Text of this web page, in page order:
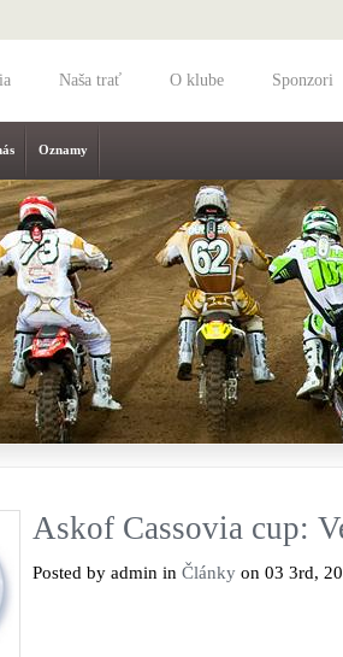
Naša trať O klube Sponzori
Oznamy
Askof Cassovia cup:
Posted by admin in Články on 03 3rd,